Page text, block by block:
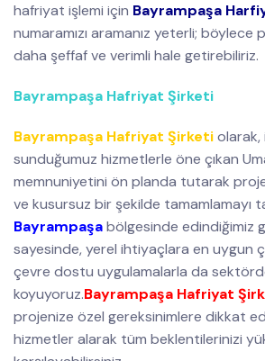
hafriyat işlemi için Bayrampaşa
numaramızı aramanız yeterli; böylece
daha şeffaf ve verimli hale getirebiliriz.
Bayrampaşa Hafriyat Şirketi
Bayrampaşa Hafriyat Şirketi
sunduğumuz hizmetlerle öne çıkan
memnuniyetini ön planda tutarak
ve kusursuz bir şekilde tamamlamayı
Bayrampaşabölgesinde edindiğimiz
sayesinde, yerel ihtiyaçlara en uygun
çevre dostu uygulamalarla da
koyuyoruz.Bayrampaşa Hafriyat
projenize özel gereksinimlere dikkat
hizmetler alarak tüm beklentilerinizi